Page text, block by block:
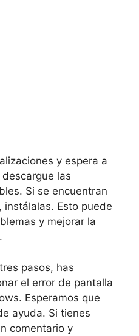
y espera a
las
Si se encuentran
instálalas. Esto puede
y mejorar la
pasos, has
el error de pantalla
Esperamos que
ayuda. Si tienes
comentario y